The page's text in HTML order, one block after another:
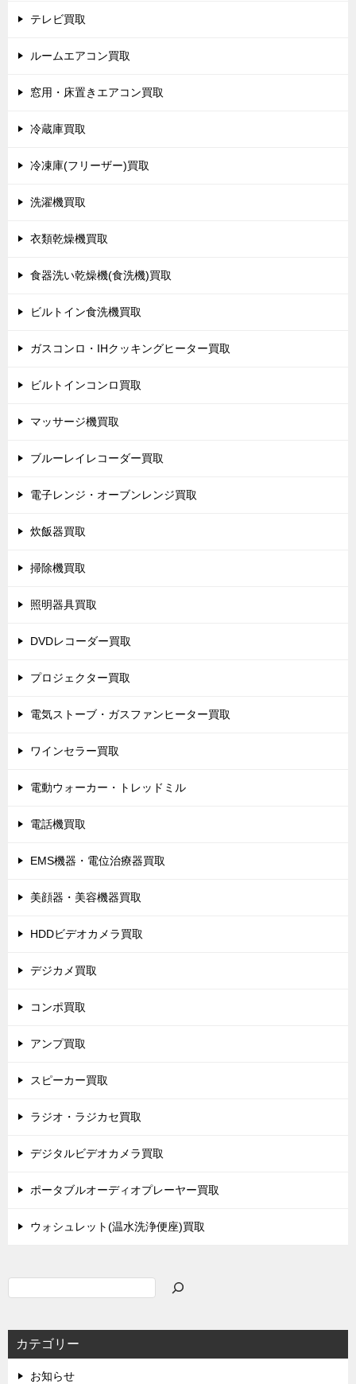
テレビ買取
ルームエアコン買取
窓用・床置きエアコン買取
冷蔵庫買取
冷凍庫(フリーザー)買取
洗濯機買取
衣類乾燥機買取
食器洗い乾燥機(食洗機)買取
ビルトイン食洗機買取
ガスコンロ・IHクッキングヒーター買取
ビルトインコンロ買取
マッサージ機買取
ブルーレイレコーダー買取
電子レンジ・オーブンレンジ買取
炊飯器買取
掃除機買取
照明器具買取
DVDレコーダー買取
プロジェクター買取
電気ストーブ・ガスファンヒーター買取
ワインセラー買取
電動ウォーカー・トレッドミル
電話機買取
EMS機器・電位治療器買取
美顔器・美容機器買取
HDDビデオカメラ買取
デジカメ買取
コンポ買取
アンプ買取
スピーカー買取
ラジオ・ラジカセ買取
デジタルビデオカメラ買取
ポータブルオーディオプレーヤー買取
ウォシュレット(温水洗浄便座)買取
カテゴリー
お知らせ